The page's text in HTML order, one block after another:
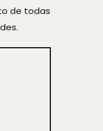
de todas